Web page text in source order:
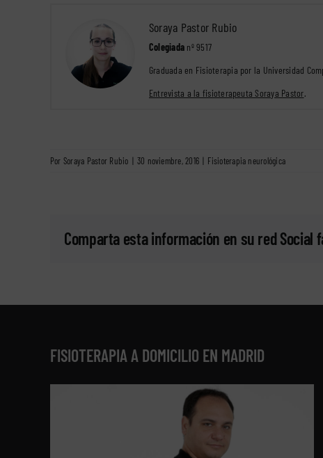
Soraya Pastor Rubio
Colegiada nº 9517
Graduada en Fisioterapia por la Universidad
Entrevista a la fisioterapeuta Soraya Pastor.
Por Soraya Pastor Rubio 30 noviembre, 2016 Fisioterapia neurológica
Comparta esta información en su red Social
FISIOTERAPIA A DOMICILIO EN MADRID